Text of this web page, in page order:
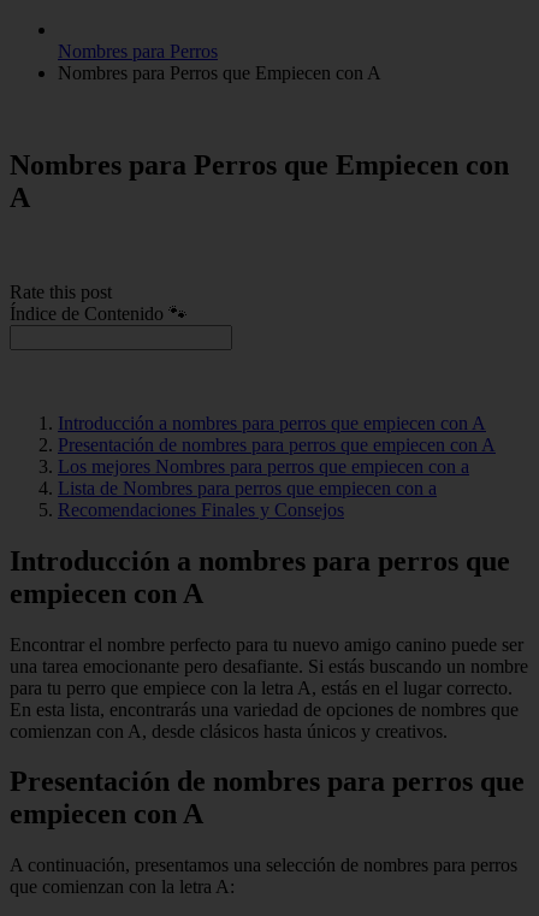
Nombres para Perros
Nombres para Perros que Empiecen con A
Nombres para Perros que Empiecen con
A
Rate this post
Índice de Contenido 🐾
Introducción a nombres para perros que empiecen con A
Presentación de nombres para perros que empiecen con A
Los mejores Nombres para perros que empiecen con a
Lista de Nombres para perros que empiecen con a
Recomendaciones Finales y Consejos
Introducción a nombres para perros que
empiecen con A
Encontrar el nombre perfecto para tu nuevo amigo canino puede ser
una tarea emocionante pero desafiante. Si estás buscando un nombre
para tu perro que empiece con la letra A, estás en el lugar correcto.
En esta lista, encontrarás una variedad de opciones de nombres que
comienzan con A, desde clásicos hasta únicos y creativos.
Presentación de nombres para perros que
empiecen con A
A continuación, presentamos una selección de nombres para perros
que comienzan con la letra A: